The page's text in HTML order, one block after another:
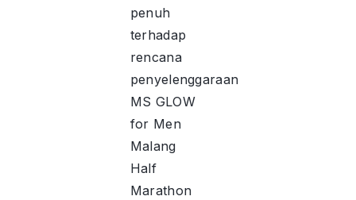
penuh
terhadap
rencana
penyelenggaraan
MS GLOW
for Men
Malang
Half
Marathon